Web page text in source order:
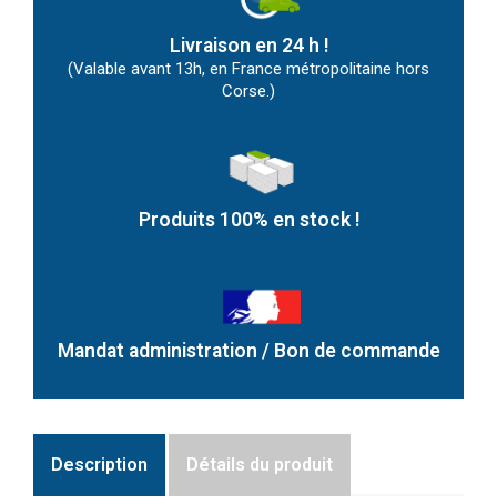
Livraison en 24 h !
(Valable avant 13h, en France métropolitaine hors
Corse.)
Produits 100% en stock !
Mandat administration / Bon de commande
Description Détails du produit